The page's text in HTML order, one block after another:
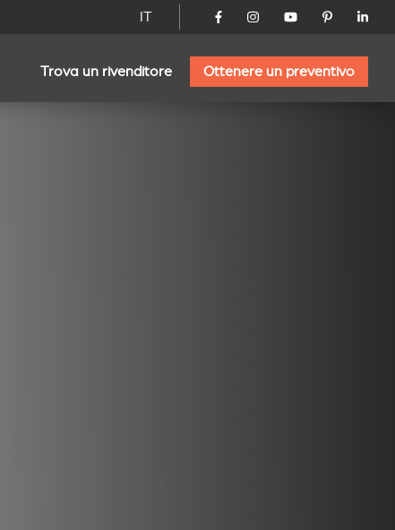
IT
Trova un rivenditore Ottenere un preventivo